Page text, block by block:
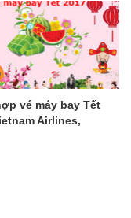
vé máy bay Tết
Airlines,